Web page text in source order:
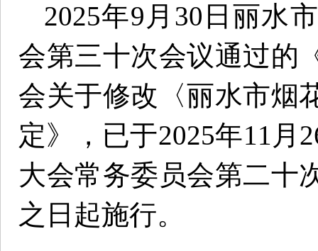
2025年9月30日丽水
会第三十次会议通过的
会关于修改〈丽水市烟
定》，已于2025年11月
大会常务委员会第二十
之日起施行。